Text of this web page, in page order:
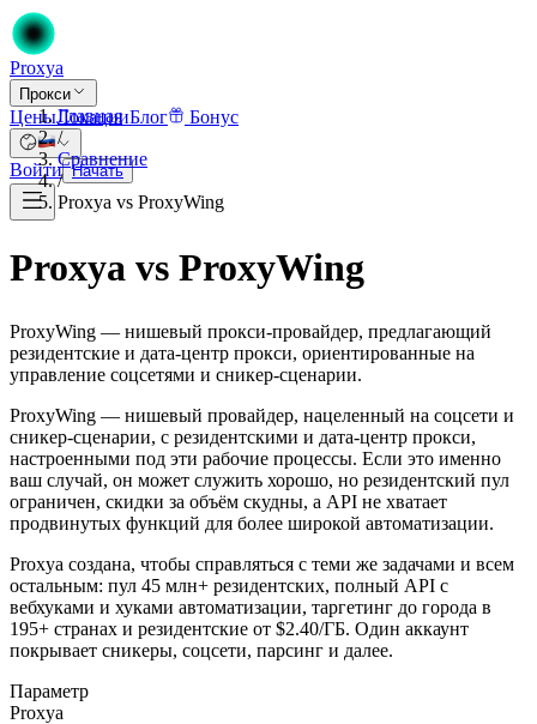
Proxya
Прокси
ЦеныЛокацииБлог Бонус
Войти Начать
Главная
/
Сравнение
/
Proxya vs ProxyWing
Proxya vs ProxyWing
ProxyWing — нишевый прокси-провайдер, предлагающий
резидентские и дата-центр прокси, ориентированные на
управление соцсетями и сникер-сценарии.
ProxyWing — нишевый провайдер, нацеленный на соцсети и
сникер-сценарии, с резидентскими и дата-центр прокси,
настроенными под эти рабочие процессы. Если это именно
ваш случай, он может служить хорошо, но резидентский пул
ограничен, скидки за объём скудны, а API не хватает
продвинутых функций для более широкой автоматизации.
Proxya создана, чтобы справляться с теми же задачами и всем
остальным: пул 45 млн+ резидентских, полный API с
вебхуками и хуками автоматизации, таргетинг до города в
195+ странах и резидентские от $2.40/ГБ. Один аккаунт
покрывает сникеры, соцсети, парсинг и далее.
Параметр
Proxya